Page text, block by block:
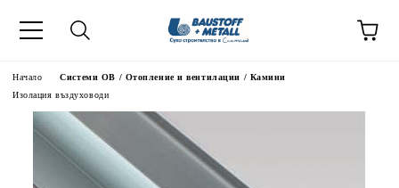
Начало
Системи ОВ / Отопление и вентилации / Камини
Изолация въздуховоди